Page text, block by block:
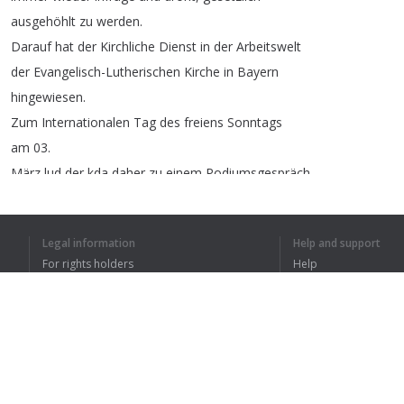
ausgehöhlt zu werden.
Darauf hat der Kirchliche Dienst in der Arbeitswelt
der Evangelisch-Lutherischen Kirche in Bayern
hingewiesen.
Zum Internationalen Tag des freiens Sonntags
am 03.
März lud der kda daher zu einem Podiumsgespräch
es ein kollektives
wo eigentlich nahezu alle Menschen frei haben
Legal information
For rights holders
Help and support
Help